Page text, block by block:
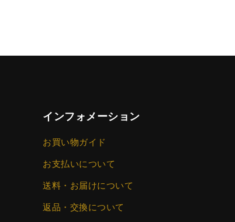
インフォメーション
お買い物ガイド
お支払いについて
送料・お届けについて
返品・交換について